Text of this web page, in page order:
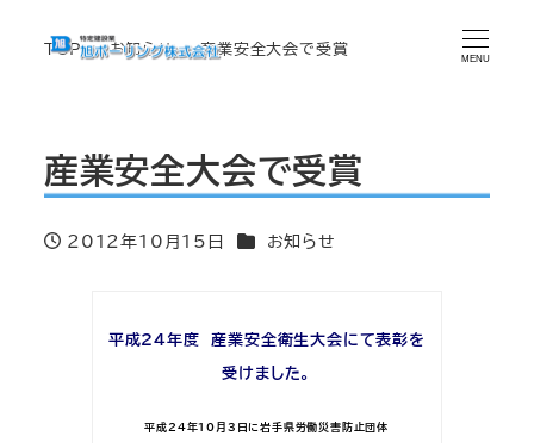
MENU
TOP お知らせ 産業安全大会で受賞
産業安全大会で受賞
投稿日
2012年10月15日 カテゴリー
お知らせ
平成24年度 産業安全衛生大会にて表彰を
受けました。
平成24年10月3日に岩手県労働災害防止団体